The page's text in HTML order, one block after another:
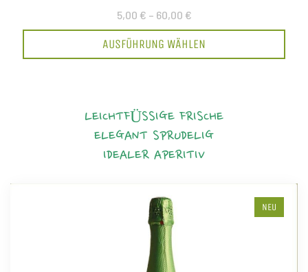
5,00 € – 60,00 €
AUSFÜHRUNG WÄHLEN
LEICHTFÜSSIGE FRISCHE
ELEGANT SPRUDELIG
IDEALER APERITIV
NEU